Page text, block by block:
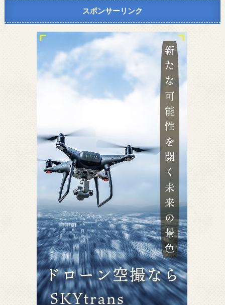
スポンサーリンク